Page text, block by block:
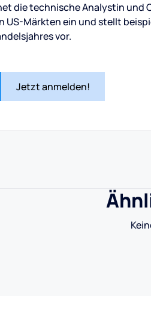
die technische Analystin und
US-Märkten ein und stellt
vor.
Jetzt anmelden!